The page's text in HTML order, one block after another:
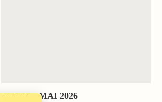
#BM41 – MAI 2026